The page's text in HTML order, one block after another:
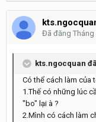
Đã đăng Tháng
kts.ngocquan
Có thể cách làm của
1.Thế có những lúc
"bo" lại à ?
2.Mình có cách làm